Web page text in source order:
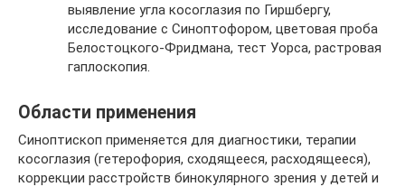
выявление угла косоглазия по Гиршбергу,
исследование с Синоптофором, цветовая проба
Белостоцкого-Фридмана, тест Уорса, растровая
гаплоскопия.
Области применения
Синоптископ применяется для диагностики, терапии
косоглазия (гетерофория, сходящееся, расходящееся),
коррекции расстройств бинокулярного зрения у детей и